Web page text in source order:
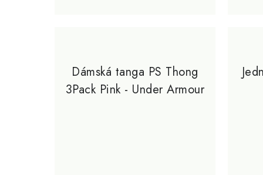
Dámská tanga PS Thong
3Pack Pink - Under Armour